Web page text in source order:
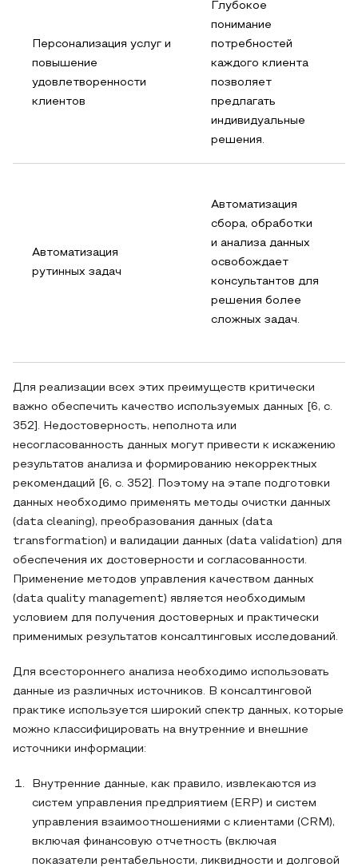
Персонализация услуг и
повышение
удовлетворенности
клиентов
Глубокое
понимание
потребностей
каждого клиента
позволяет
предлагать
индивидуальные
решения.
Автоматизация
рутинных задач
Автоматизация
сбора, обработки
и анализа данных
освобождает
консультантов для
решения более
сложных задач.
Для реализации всех этих преимуществ критически
важно обеспечить качество используемых данных [6, с.
352]. Недостоверность, неполнота или
несогласованность данных могут привести к искажению
результатов анализа и формированию некорректных
рекомендаций [6, с. 352]. Поэтому на этапе подготовки
данных необходимо применять методы очистки данных
(data cleaning), преобразования данных (data
transformation) и валидации данных (data validation) для
обеспечения их достоверности и согласованности.
Применение методов управления качеством данных
(data quality management) является необходимым
условием для получения достоверных и практически
применимых результатов консалтинговых исследований.
Для всестороннего анализа необходимо использовать
данные из различных источников. В консалтинговой
практике используется широкий спектр данных, которые
можно классифицировать на внутренние и внешние
источники информации:
Внутренние данные, как правило, извлекаются из
систем управления предприятием (ERP) и систем
управления взаимоотношениями с клиентами (CRM),
включая финансовую отчетность (включая
показатели рентабельности, ликвидности и долговой